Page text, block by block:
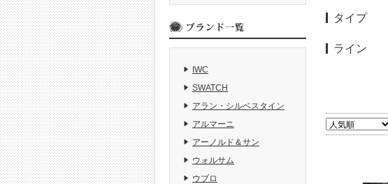
タイプ
ライン
IWC
SWATCH
アラン・シルベスタイン
アルマーニ
アーノルド＆サン
ウォルサム
ウブロ